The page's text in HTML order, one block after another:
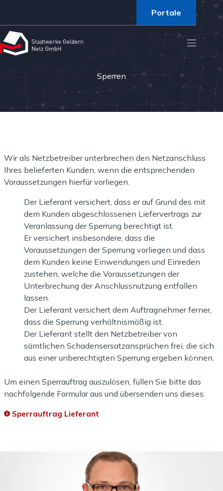
Portale
Sperren
Wir als Netzbetreiber unterbrechen den Netzanschluss
Ihres belieferten Kunden, wenn die entsprechenden
Voraussetzungen hierfür vorliegen.
Der Lieferant versichert, dass er auf Grund des mit
dem Kunden abgeschlossenen Liefervertrags zur
Veranlassung der Sperrung berechtigt ist.
Er versichert insbesondere, dass die
Voraussetzungen der Sperrung vorliegen und dass
dem Kunden keine Einwendungen und Einreden
zustehen, welche die Voraussetzungen der
Unterbrechung der Anschlussnutzung entfallen
lassen.
Der Lieferant versichert dem Auftragnehmer ferner,
dass die Sperrung verhältnismäßig ist.
Der Lieferant stellt den Netzbetreiber von
sämtlichen Schadensersatzansprüchen frei, die sich
aus einer unberechtigten Sperrung ergeben können.
Um einen Sperrauftrag auszulösen, füllen Sie bitte das
nachfolgende Formular aus und übersenden uns dieses:
Sperrauftrag Lieferant